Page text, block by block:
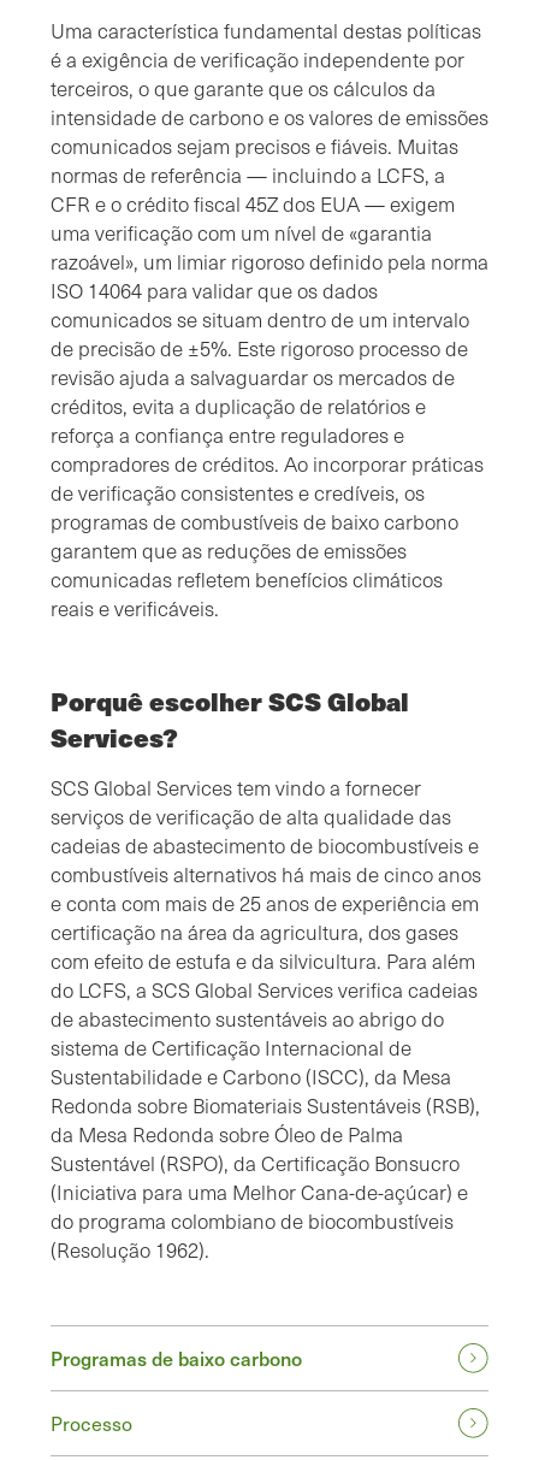
Uma característica fundamental destas políticas
é a exigência de verificação independente por
terceiros, o que garante que os cálculos da
intensidade de carbono e os valores de emissões
comunicados sejam precisos e fiáveis. Muitas
normas de referência — incluindo a LCFS, a
CFR e o crédito fiscal 45Z dos EUA — exigem
uma verificação com um nível de «garantia
razoável», um limiar rigoroso definido pela norma
ISO 14064 para validar que os dados
comunicados se situam dentro de um intervalo
de precisão de ±5%. Este rigoroso processo de
revisão ajuda a salvaguardar os mercados de
créditos, evita a duplicação de relatórios e
reforça a confiança entre reguladores e
compradores de créditos. Ao incorporar práticas
de verificação consistentes e credíveis, os
programas de combustíveis de baixo carbono
garantem que as reduções de emissões
comunicadas refletem benefícios climáticos
reais e verificáveis.
Porquê escolher SCS Global
Services?
SCS Global Services tem vindo a fornecer
serviços de verificação de alta qualidade das
cadeias de abastecimento de biocombustíveis e
combustíveis alternativos há mais de cinco anos
e conta com mais de 25 anos de experiência em
certificação na área da agricultura, dos gases
com efeito de estufa e da silvicultura. Para além
do LCFS, a SCS Global Services verifica cadeias
de abastecimento sustentáveis ao abrigo do
sistema de Certificação Internacional de
Sustentabilidade e Carbono (ISCC), da Mesa
Redonda sobre Biomateriais Sustentáveis (RSB),
da Mesa Redonda sobre Óleo de Palma
Sustentável (RSPO), da Certificação Bonsucro
(Iniciativa para uma Melhor Cana-de-açúcar) e
do programa colombiano de biocombustíveis
(Resolução 1962).
Programas de baixo carbono
Processo